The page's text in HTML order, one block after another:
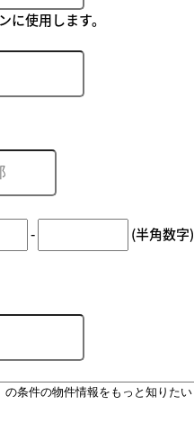
使用します。
- (半角数字)